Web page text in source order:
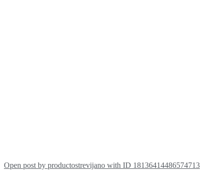
Open post by productostrevijano with ID 18136414486574713